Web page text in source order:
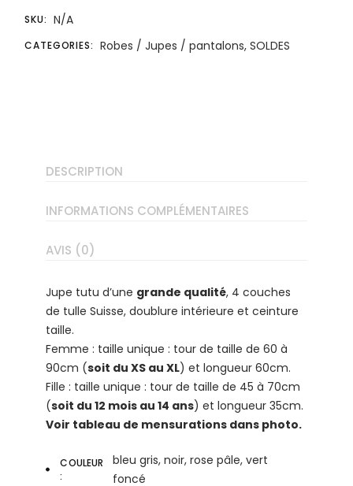
SKU: N/A
CATEGORIES: Robes / Jupes / pantalons, SOLDES
DESCRIPTION
INFORMATIONS COMPLÉMENTAIRES
AVIS (0)
Jupe tutu d’une grande qualité, 4 couches
de tulle Suisse, doublure intérieure et ceinture
taille.
Femme : taille unique : tour de taille de 60 à
90cm (soit du XS au XL) et longueur 60cm.
Fille : taille unique : tour de taille de 45 à 70cm
(soit du 12 mois au 14 ans) et longueur 35cm.
Voir tableau de mensurations dans photo.
COULEUR
bleu gris, noir, rose pâle, vert
foncé